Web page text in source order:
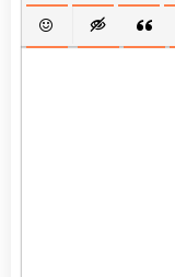
ПОЛУЖИРНЫЙ
КУРСИВ
ВСТАВИТЬВСТАВКА